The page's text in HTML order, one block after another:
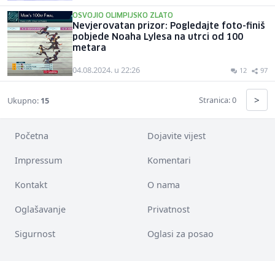
OSVOJIO OLIMPIJSKO ZLATO
Nevjerovatan prizor: Pogledajte foto-finiš
pobjede Noaha Lylesa na utrci od 100
metara
04.08.2024. u 22:26 12 97
Ukupno: 15 Stranica: 0 >
Početna Dojavite vijest
Impressum Komentari
Kontakt O nama
Oglašavanje Privatnost
Sigurnost Oglasi za posao